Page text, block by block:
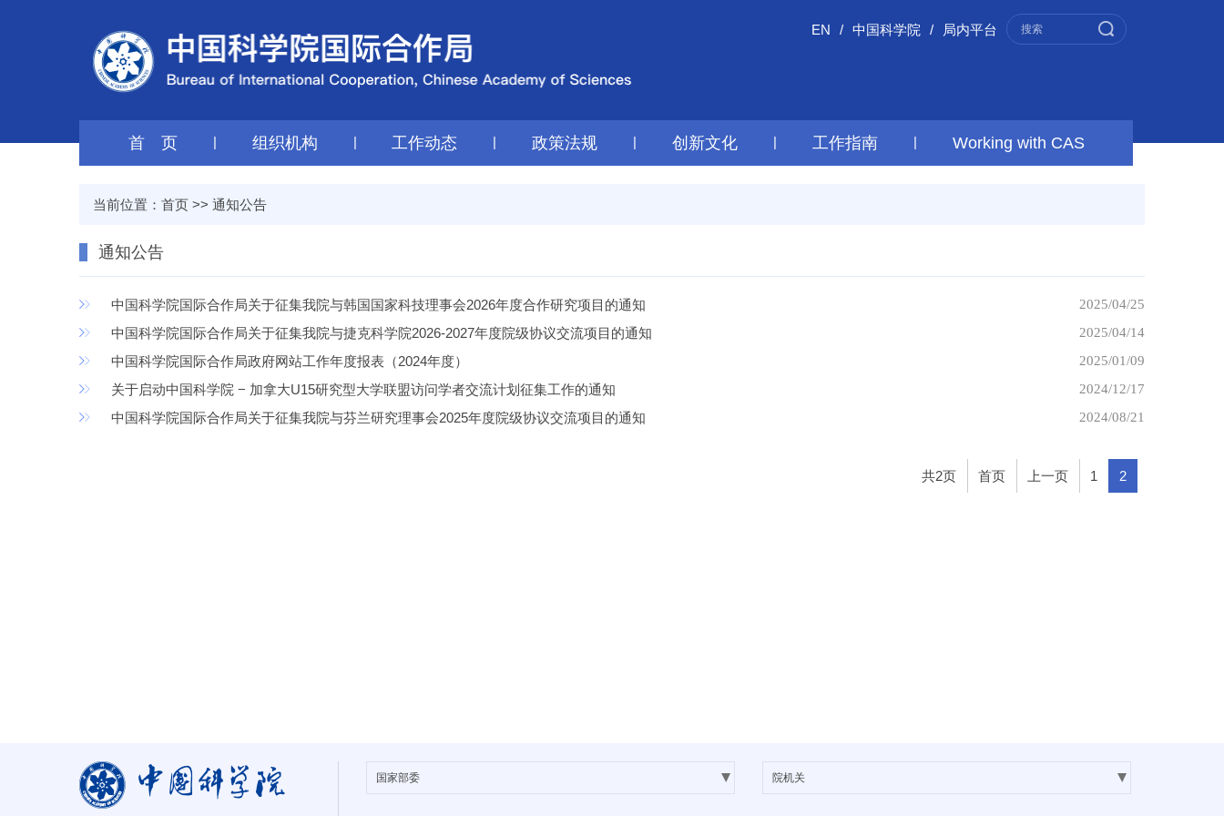
局内平台
/
中国科学院
/
EN
首 页 | 组织机构 | 工作动态 | 政策法规 | 创新文化 | 工作指南 | Working with CAS
当前位置： 首页 >> 通知公告
通知公告
2025/04/25
中国科学院国际合作局关于征集我院与韩国国家科技理事会2026年度合作研究项目的通知
2025/04/14
中国科学院国际合作局关于征集我院与捷克科学院2026-2027年度院级协议交流项目的通知
2025/01/09
中国科学院国际合作局政府网站工作年度报表（2024年度）
2024/12/17
关于启动中国科学院 − 加拿大U15研究型大学联盟访问学者交流计划征集工作的通知
2024/08/21
中国科学院国际合作局关于征集我院与芬兰研究理事会2025年度院级协议交流项目的通知
共2页 首页 上一页 1 2